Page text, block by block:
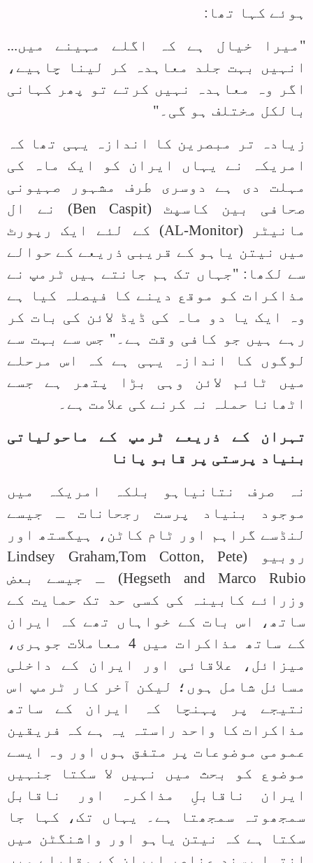
ہوئے کہا تھا:
"میرا خیال ہے کہ اگلے مہینے میں...
انہیں بہت جلد معاہدہ کر لینا چاہیے،
اگر وہ معاہدہ نہیں کرتے تو پھر کہانی
بالکل مختلف ہو گی۔"
زیادہ تر مبصرین کا اندازہ یہی تھا کہ
امریکہ نے یہاں ایران کو ایک ماہ کی
مہلت دی ہے دوسری طرف مشہور صہیونی
صحافی بین کاسپٹ (Ben Caspit) نے ال
مانیٹر (AL-Monitor) کے لئے ایک رپورٹ
میں نیتن یاہو کے قریبی ذریعے کے حوالے
سے لکھا: "جہاں تک ہم جانتے ہیں ٹرمپ نے
مذاکرات کو موقع دینے کا فیصلہ کیا ہے
وہ ایک یا دو ماہ کی ڈیڈ لائن کی بات کر
رہے ہیں جو کافی وقت ہے۔" جس سے بہت سے
لوگوں کا اندازہ یہی ہے کہ اس مرحلے
میں ٹائم لائن وہی بڑا پتھر ہے جسے
اٹھانا حملہ نہ کرنے کی علامت ہے۔
تہران کے ذریعے ٹرمپ کے ماحولیاتی
بنیاد پرستی پر قابو پانا
نہ صرف نتانیاہو بلکہ امریکہ میں
موجود بنیاد پرست رجحانات ـ جیسے
لنڈسے گراہم اور ٹام کاٹن، ہیگستھ اور
روبیو (Lindsey Graham,Tom Cotton, Pete
Hegseth and Marco Rubio) ـ جیسے بعض
وزرا‏‏ئے کابینہ کی کسی حد تک حمایت کے
ساتھ، اس بات کے خواہاں تھے کہ ایران
کے ساتھ مذاکرات میں 4 معاملات جوہری،
میزائل، علاقائی اور ایران کے داخلی
مسائل شامل ہوں؛ لیکن آخر کار ٹرمپ اس
نتیجے پر پہنچا کہ ایران کے ساتھ
مذاکرات کا واحد راستہ یہ ہے کہ فریقین
عمومی موضوعات پر متفق ہوں اور وہ ایسے
موضوع کو بحث میں نہیں لا سکتا جنہیں
ایران ناقابلِ مذاکرہ اور ناقابل
سمجھوتہ سمجھتا ہے۔ یہاں تک، کہا جا
سکتا ہے کہ نیتن یاہو اور واشنگٹن میں